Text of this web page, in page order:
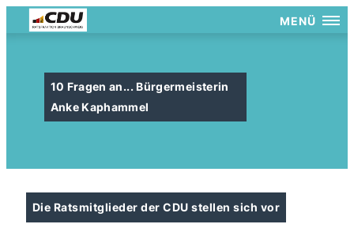
MENÜ
10 Fragen an... Bürgermeisterin
Anke Kaphammel
Die Ratsmitglieder der CDU stellen sich vor